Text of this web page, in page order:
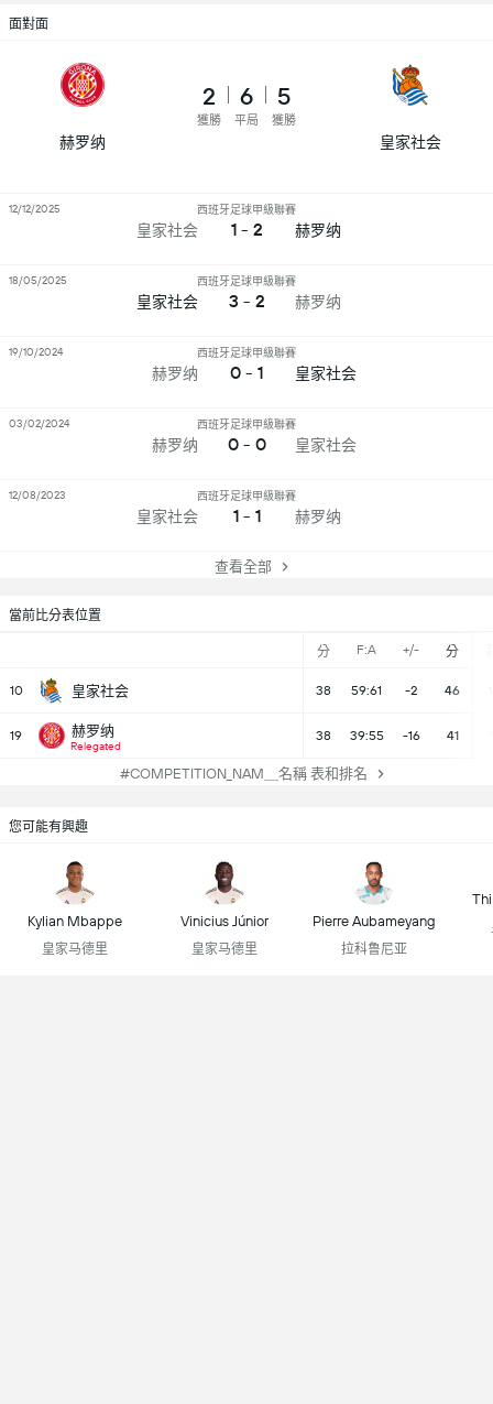
當前比分表位置
分 F:A +/- 分
10 皇家社会 38 59:61 -2 46
19 赫罗纳
Relegated
38 39:55 -16 41
#COMPETITION_NAM＿名稱 表和排名
面對面
赫罗纳
2
獲勝
6
平局
5
獲勝
皇家社会
皇家社会
西班牙足球甲級聯賽
1 - 2 赫罗纳
12/12/2025
皇家社会
西班牙足球甲級聯賽
3 - 2 赫罗纳
18/05/2025
赫罗纳
西班牙足球甲級聯賽
0 - 1 皇家社会
19/10/2024
赫罗纳
西班牙足球甲級聯賽
0 - 0 皇家社会
03/02/2024
皇家社会
西班牙足球甲級聯賽
1 - 1 赫罗纳
12/08/2023
查看全部
您可能有興趣
Kylian Mbappe
皇家马德里
Vinicius Júnior
皇家马德里
Pierre Aubameyang
拉科鲁尼亚